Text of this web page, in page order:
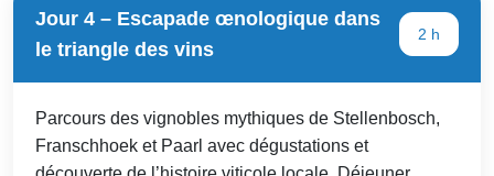
Jour 4 – Escapade œnologique dans
le triangle des vins
2 h
Parcours des vignobles mythiques de Stellenbosch,
Franschhoek et Paarl avec dégustations et